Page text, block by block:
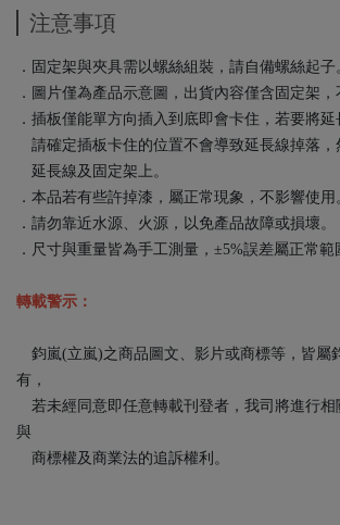
注意事項
．固定架與夾具需以螺絲組裝，請自備螺絲起子
．圖片僅為產品示意圖，出貨內容僅含固定架，
．插板僅能單方向插入到底即會卡住，若要將延
請確定插板卡住的位置不會導致延長線掉落，
延長線及固定架上。
．本品若有些許掉漆，屬正常現象，不影響使用
．請勿靠近水源、火源，以免產品故障或損壞。
．尺寸與重量皆為手工測量，±5%誤差屬正常範
轉載警示：
鈞嵐(立嵐)之商品圖文、影片或商標等，皆屬
有，
若未經同意即任意轉載刊登者，我司將進行相
與
商標權及商業法的追訴權利。